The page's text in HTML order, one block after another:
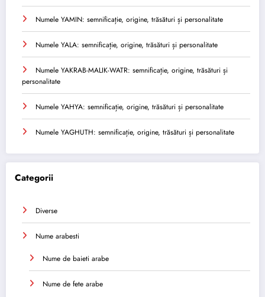
Numele YAMIN: semnificație, origine, trăsături și personalitate
Numele YALA: semnificație, origine, trăsături și personalitate
Numele YAKRAB-MALIK-WATR: semnificație, origine, trăsături și
personalitate
Numele YAHYA: semnificație, origine, trăsături și personalitate
Numele YAGHUTH: semnificație, origine, trăsături și personalitate
Categorii
Diverse
Nume arabesti
Nume de baieti arabe
Nume de fete arabe